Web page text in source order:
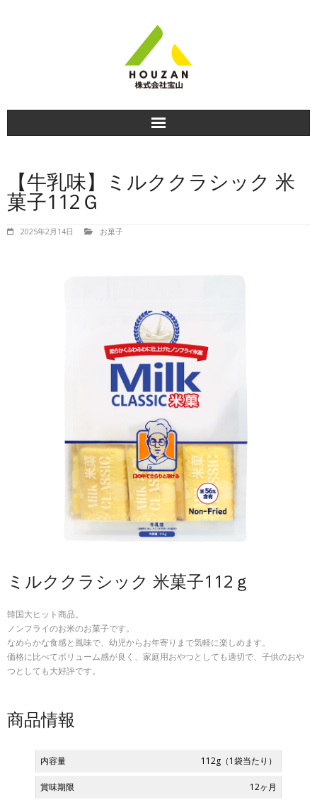
商品紹介
【牛乳味】ミルククラシック 米
菓子112Ｇ
2025年2月14日 お菓子
ミルククラシック 米菓子112ｇ
韓国大ヒット商品。
ノンフライのお米のお菓子です。
なめらかな食感と風味で、幼児からお年寄りまで気軽に楽しめます。
価格に比べてボリューム感が良く、家庭用おやつとしても適切で、子供のおや
つとしても大好評です。
商品情報
内容量 112g（1袋当たり）
賞味期限 12ヶ月